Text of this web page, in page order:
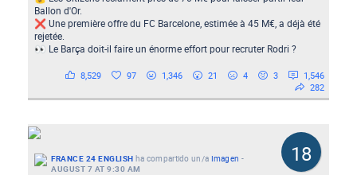
Ballon d'Or.
❌ Une première offre du FC Barcelone, estimée à 45 M€, a déjà été
rejetée.
👀 Le Barça doit-il faire un énorme effort pour recruter Rodri ?
8,529 97 1,346 21 4 3
1,546
282
18
FRANCE 24 ENGLISH ha compartido un/a Imagen -
AUGUST 7 AT 9:30 AM